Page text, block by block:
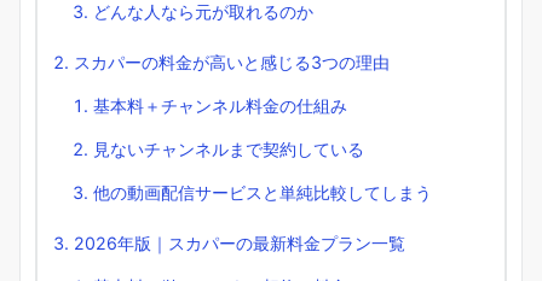
どんな人なら元が取れるのか
スカパーの料金が高いと感じる3つの理由
基本料＋チャンネル料金の仕組み
見ないチャンネルまで契約している
他の動画配信サービスと単純比較してしまう
2026年版｜スカパーの最新料金プラン一覧